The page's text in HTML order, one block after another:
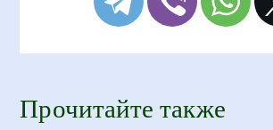
Прочитайте также